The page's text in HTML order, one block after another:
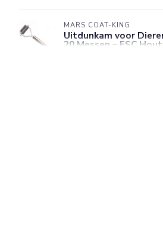
MARS COAT-KING
Uitdunkam voor
20 Messen – FSC